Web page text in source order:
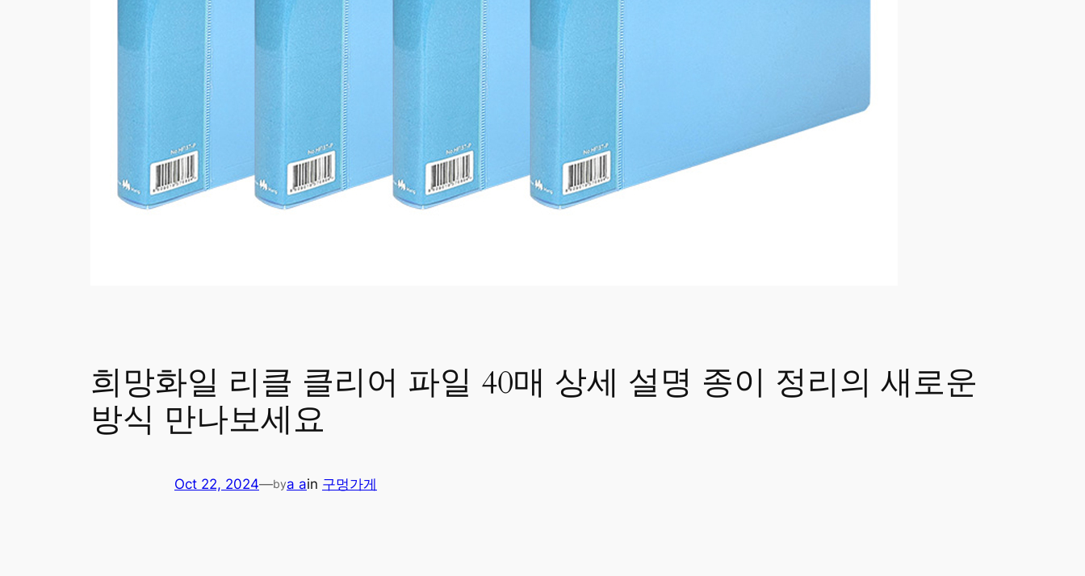
희망화일 리클 클리어 파일 40매 상세 설명 종이 정리의 새로운
방식 만나보세요
Oct 22, 2024—bya ain 구멍가게